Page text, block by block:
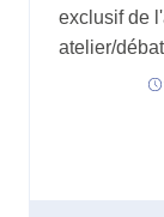
exclusif de
atelier/